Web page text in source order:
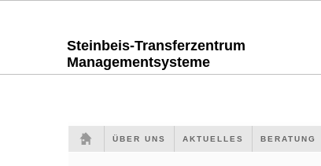
Steinbeis-Transferzentrum
Managementsysteme
ÜBER UNS AKTUELLES BERATUNG